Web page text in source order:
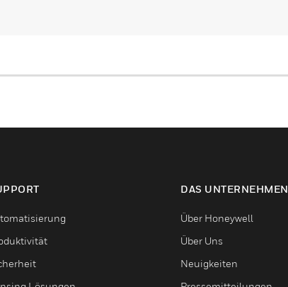
DAS UNTERNEHMEN
Über Honeywell
Über Uns
Neuigkeiten